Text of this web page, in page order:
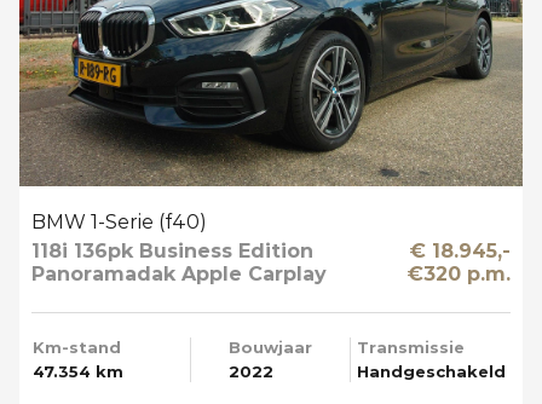
BMW 1-Serie (f40)
118i 136pk Business Edition
Panoramadak Apple Carplay
€ 18.945,-
€320 p.m.
Km-stand
47.354 km
Bouwjaar
2022
Transmissie
Handgeschakeld